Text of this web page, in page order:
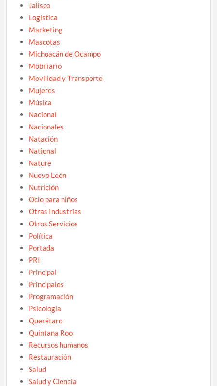
Jalisco
Logística
Marketing
Mascotas
Michoacán de Ocampo
Mobiliario
Movilidad y Transporte
Mujeres
Música
Nacional
Nacionales
Natación
National
Nature
Nuevo León
Nutrición
Ocio para niños
Otras Industrias
Otros Servicios
Política
Portada
PRI
Principal
Principales
Programación
Psicología
Querétaro
Quintana Roo
Recursos humanos
Restauración
Salud
Salud y Ciencia